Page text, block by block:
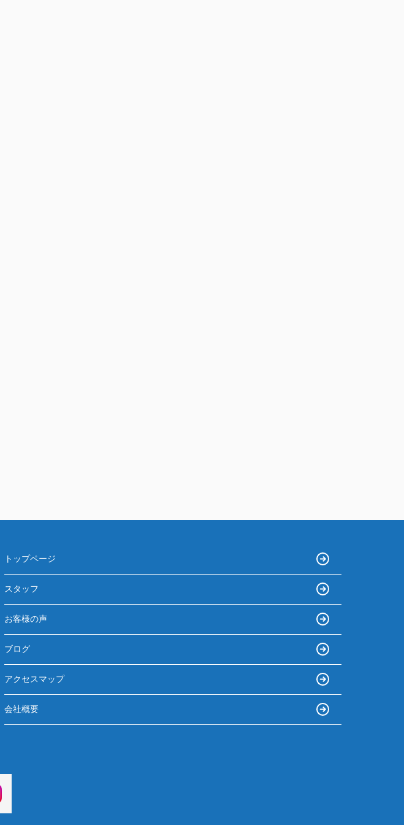
トップページ
スタッフ
お客様の声
ブログ
アクセスマップ
会社概要